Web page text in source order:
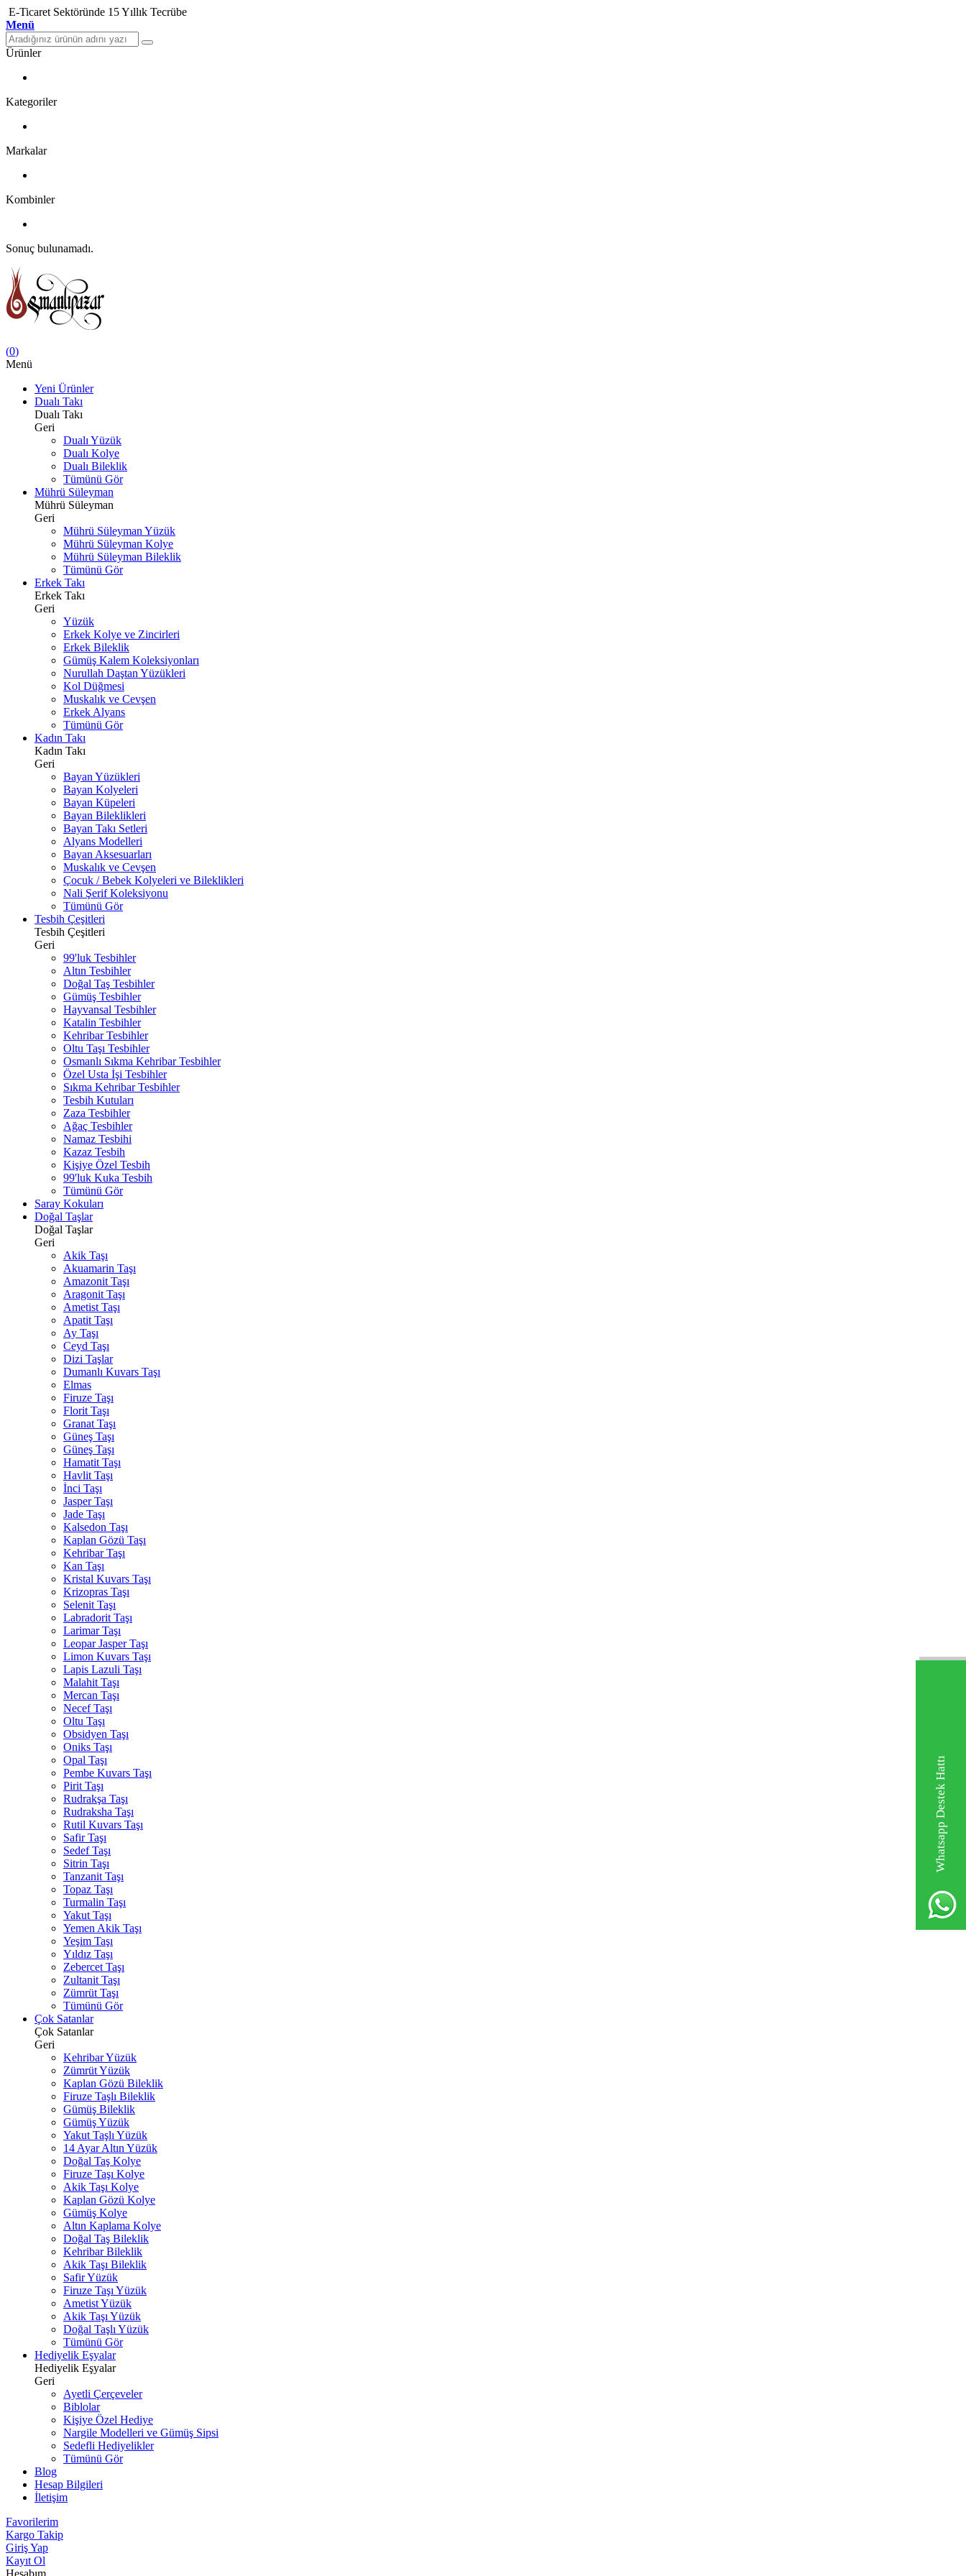
Whatsapp Destek Hattı
E-Ticaret Sektöründe 15 Yıllık Tecrübe
Menü
Ürünler
Kategoriler
Markalar
Kombinler
Sonuç bulunamadı.
(0)
Menü
Yeni Ürünler
Dualı Takı
Dualı Takı
Geri
Dualı Yüzük
Dualı Kolye
Dualı Bileklik
Tümünü Gör
Mührü Süleyman
Mührü Süleyman
Geri
Mührü Süleyman Yüzük
Mührü Süleyman Kolye
Mührü Süleyman Bileklik
Tümünü Gör
Erkek Takı
Erkek Takı
Geri
Yüzük
Erkek Kolye ve Zincirleri
Erkek Bileklik
Gümüş Kalem Koleksiyonları
Nurullah Daştan Yüzükleri
Kol Düğmesi
Muskalık ve Cevşen
Erkek Alyans
Tümünü Gör
Kadın Takı
Kadın Takı
Geri
Bayan Yüzükleri
Bayan Kolyeleri
Bayan Küpeleri
Bayan Bileklikleri
Bayan Takı Setleri
Alyans Modelleri
Bayan Aksesuarları
Muskalık ve Cevşen
Çocuk / Bebek Kolyeleri ve Bileklikleri
Nali Şerif Koleksiyonu
Tümünü Gör
Tesbih Çeşitleri
Tesbih Çeşitleri
Geri
99'luk Tesbihler
Altın Tesbihler
Doğal Taş Tesbihler
Gümüş Tesbihler
Hayvansal Tesbihler
Katalin Tesbihler
Kehribar Tesbihler
Oltu Taşı Tesbihler
Osmanlı Sıkma Kehribar Tesbihler
Özel Usta İşi Tesbihler
Sıkma Kehribar Tesbihler
Tesbih Kutuları
Zaza Tesbihler
Ağaç Tesbihler
Namaz Tesbihi
Kazaz Tesbih
Kişiye Özel Tesbih
99'luk Kuka Tesbih
Tümünü Gör
Saray Kokuları
Doğal Taşlar
Doğal Taşlar
Geri
Akik Taşı
Akuamarin Taşı
Amazonit Taşı
Aragonit Taşı
Ametist Taşı
Apatit Taşı
Ay Taşı
Ceyd Taşı
Dizi Taşlar
Dumanlı Kuvars Taşı
Elmas
Firuze Taşı
Florit Taşı
Granat Taşı
Güneş Taşı
Güneş Taşı
Hamatit Taşı
Havlit Taşı
İnci Taşı
Jasper Taşı
Jade Taşı
Kalsedon Taşı
Kaplan Gözü Taşı
Kehribar Taşı
Kan Taşı
Kristal Kuvars Taşı
Krizopras Taşı
Selenit Taşı
Labradorit Taşı
Larimar Taşı
Leopar Jasper Taşı
Limon Kuvars Taşı
Lapis Lazuli Taşı
Malahit Taşı
Mercan Taşı
Necef Taşı
Oltu Taşı
Obsidyen Taşı
Oniks Taşı
Opal Taşı
Pembe Kuvars Taşı
Pirit Taşı
Rudrakşa Taşı
Rudraksha Taşı
Rutil Kuvars Taşı
Safir Taşı
Sedef Taşı
Sitrin Taşı
Tanzanit Taşı
Topaz Taşı
Turmalin Taşı
Yakut Taşı
Yemen Akik Taşı
Yeşim Taşı
Yıldız Taşı
Zebercet Taşı
Zultanit Taşı
Zümrüt Taşı
Tümünü Gör
Çok Satanlar
Çok Satanlar
Geri
Kehribar Yüzük
Zümrüt Yüzük
Kaplan Gözü Bileklik
Firuze Taşlı Bileklik
Gümüş Bileklik
Gümüş Yüzük
Yakut Taşlı Yüzük
14 Ayar Altın Yüzük
Doğal Taş Kolye
Firuze Taşı Kolye
Akik Taşı Kolye
Kaplan Gözü Kolye
Gümüş Kolye
Altın Kaplama Kolye
Doğal Taş Bileklik
Kehribar Bileklik
Akik Taşı Bileklik
Safir Yüzük
Firuze Taşı Yüzük
Ametist Yüzük
Akik Taşı Yüzük
Doğal Taşlı Yüzük
Tümünü Gör
Hediyelik Eşyalar
Hediyelik Eşyalar
Geri
Ayetli Çerçeveler
Biblolar
Kişiye Özel Hediye
Nargile Modelleri ve Gümüş Sipsi
Sedefli Hediyelikler
Tümünü Gör
Blog
Hesap Bilgileri
İletişim
Favorilerim
Kargo Takip
Giriş Yap
Kayıt Ol
Hesabım